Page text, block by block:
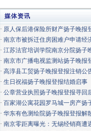
媒体资讯
· 原人保后港保险所财产扬子晚报
· 南京市被拆迁住房困难户申请经
· 江苏法官培训学院南京分院扬子
· 南京市广播电视监测站扬子晚报
· 高淳县工贸扬子晚报登报注销公
· 生日祝福扬子晚报登报结婚启事
· 公章营业执照扬子晚报登报寻回
· 百家湖公寓花园罗马城一房产扬
· 华东有色测绘院扬子晚报登报解
· 南京零距离曝光：无锡经销商遭